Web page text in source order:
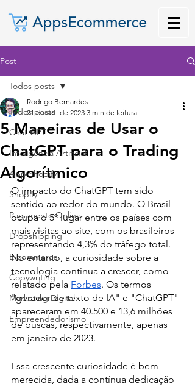
Post
Todos posts
Chat GPT
Inteligência Artificial
App Shopify
Shopify
Pagamento Online
Dropshipping
E-commerce
Copywriting
Marketing Digital
Empreendedorismo
Todos posts
5 Maneiras de Usar o
ChatGPT para o Trading
Algorítmico
Rodrigo Bernardes
21 de set. de 2023 3 min de leitura
O impacto do ChatGPT tem sido
sentido ao redor do mundo. O Brasil
ocupa o 5º lugar entre os países com
mais visitas ao site, com os brasileiros
representando 4,3% do tráfego total.
No entanto, a curiosidade sobre a
tecnologia continua a crescer, como
relatado pela Forbes. Os termos
"gerador de texto de IA" e "ChatGPT"
apareceram em 40.500 e 13,6 milhões
de buscas, respectivamente, apenas
em janeiro de 2023.
Essa crescente curiosidade é bem
merecida, dada a contínua dedicação